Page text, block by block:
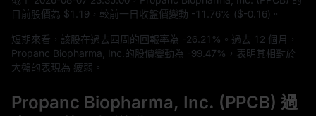
目前股價為 $1.19 ，較前一日收盤價變動 -11.76% ($-0.16)。
短期來看，該股在過去四周的回報率為 -26.21% 。過去 12 個月，
Propanc Biopharma, Inc.的股價變動為 -99.47% ，表明其相對於
大盤的表現為 疲弱。
Propanc Biopharma, Inc. (PPCB) 過